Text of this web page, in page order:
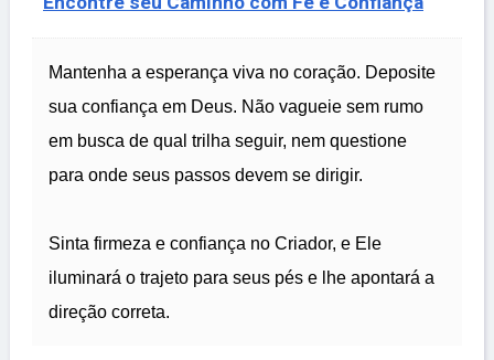
Mantenha a esperança viva no coração. Deposite
sua confiança em Deus. Não vagueie sem rumo
em busca de qual trilha seguir, nem questione
para onde seus passos devem se dirigir.
Sinta firmeza e confiança no Criador, e Ele
iluminará o trajeto para seus pés e lhe apontará a
direção correta.